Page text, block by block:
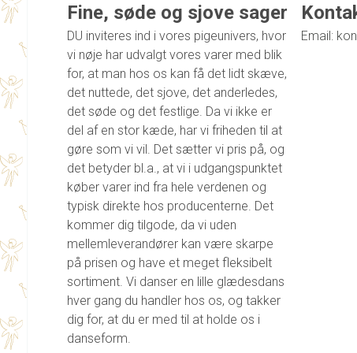
Fine, søde og sjove sager
DU inviteres ind i vores pigeunivers, hvor
vi nøje har udvalgt vores varer med blik
for, at man hos os kan få det lidt skæve,
det nuttede, det sjove, det anderledes,
det søde og det festlige. Da vi ikke er
del af en stor kæde, har vi friheden til at
gøre som vi vil. Det sætter vi pris på, og
det betyder bl.a., at vi i udgangspunktet
køber varer ind fra hele verdenen og
typisk direkte hos producenterne. Det
kommer dig tilgode, da vi uden
mellemleverandører kan være skarpe
på prisen og have et meget fleksibelt
sortiment. Vi danser en lille glædesdans
hver gang du handler hos os, og takker
dig for, at du er med til at holde os i
danseform.
Email: